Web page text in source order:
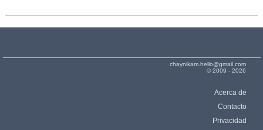
chaynikam.hello@gmail.com
© 2009 - 2026
Acerca de
Contacto
Privacidad